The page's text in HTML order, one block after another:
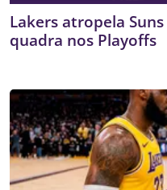
Lakers atropela
quadra nos Playoffs